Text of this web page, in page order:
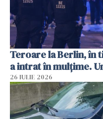
Teroare la Berlin, în
a intrat în mulțime.
26 IULIE 2026